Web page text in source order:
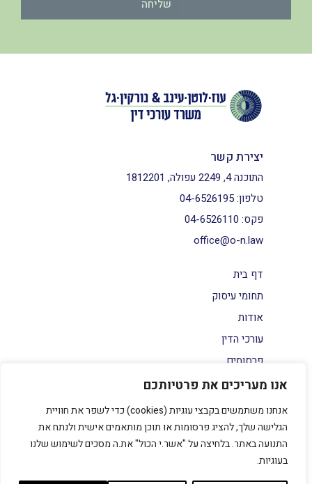
אנו מעריכים את פרטיותכם
אנחנו משתמשים בקבצי עוגיות (cookies) כדי לשפר את חוויית
הגלישה שלך, להציג פרסומות או תוכן מותאמים אישית ולנתח את
התנועה באתר. בלחיצה על "אשר.י הכול" את.ה מסכים לשימוש שלנו
בעוגיות.
שליחה
דף בית
תחומי עיסוק
אודות
עורכי הדין
פרסומים
צור קשר
מדיניות פרטיות
יצירת קשר
התוכנה 4, 2249 עפולה, 1812201
טלפון:04-6526195
פקס: 04-6526110
office@o-n.law